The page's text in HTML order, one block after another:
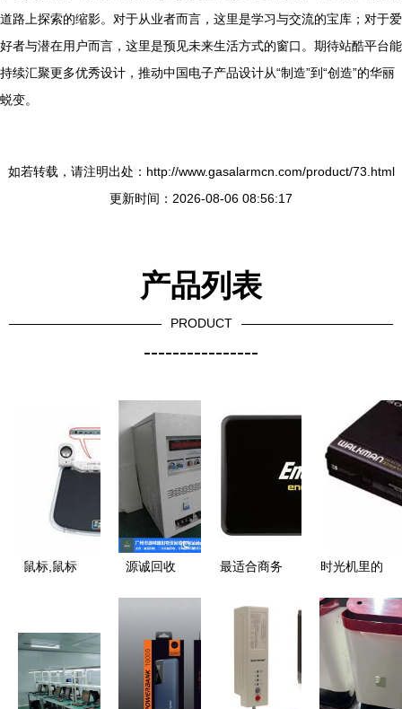
道路上探索的缩影。对于从业者而言，这里是学习与交流的宝库；对于爱
好者与潜在用户而言，这里是预见未来生活方式的窗口。期待站酷平台能
持续汇聚更多优秀设计，推动中国电子产品设计从“制造”到“创造”的华丽
蜕变。
如若转载，请注明出处：http://www.gasalarmcn.com/product/73.html
更新时间：2026-08-06 08:56:17
产品列表
PRODUCT
----------------
鼠标,鼠标
品上海礼品
公司 工艺
品礼品 电
源诚回收
子产品的绿
色重生
最适合商务
大电子产品
时光机里的
其中5个电
子产品，你
就老了